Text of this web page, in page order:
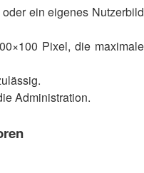
ein eigenes Nutzerbild
Pixel, die maximale
Administration.